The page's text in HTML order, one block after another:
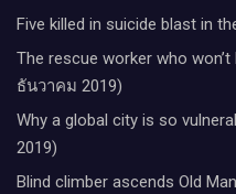
Five killed in suicide blast in
The rescue worker who
ธันวาคม 2019)
Why a global city is so
2019)
Blind climber ascends Old